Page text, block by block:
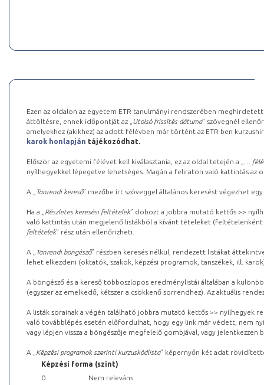
Ezen az oldalon az egyetem ETR tanulmányi rendszerében
áttöltésre, ennek időpontját az „ Utolsó frissítés dátuma” szövegnél
amelyekhez (akikhez) az adott félévben már történt az ETR-ben
karok honlapján tájékozódhat.
Először az egyetemi félévet kell kiválasztania, ez az oldal tetején a „
…
nyílhegyekkel lépegetve lehetséges. Magán a feliraton való kattintás az
A „ Tanrendi kereső” mezőbe írt szöveggel általános keresést végezhet
Ha a „ Részletes keresési feltételek” dobozt a jobbra mutató kettős >>
való kattintás után megjelenő listákból a kívánt tételeket (feltételenként
feltételek” rész után ellenőrizheti.
A „ Tanrendi böngésző” részben keresés nélkül, rendezett listákat
lehet elkezdeni (oktatók, szakok, képzési programok, tanszékek, ill.
A böngésző és a kereső többoszlopos eredménylistái általában a
(egyszer az emelkedő, kétszer a csökkenő sorrendhez). Az aktuális
A listák sorainak a végén található jobbra mutató kettős >> nyílhegyek
való továbblépés esetén előfordulhat, hogy egy link már védett, nem
vagy lépjen vissza a böngészője megfelelő gombjával, vagy
A „ Képzési programok szerinti kurzuskódlista” képernyőn két adat
Képzési forma (szint)
0
Nem releváns